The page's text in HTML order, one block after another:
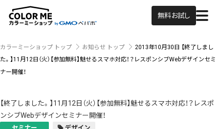
無料お試し
カラーミーショップ トップ お知らせ トップ 2013年10月30日
【終了しまし
た。】11月12日（火）【参加無料】魅せるスマホ対応！？レスポンシブWebデザインセミ
ナー開催！
【終了しました。】11月12日（火）【参加無料】魅せるスマホ対応！？レスポ
ンシブWebデザインセミナー開催！